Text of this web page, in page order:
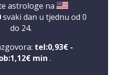
astrologe na
svaki dan u tjednu od 0
do 24.
tel:0,93€ -
min .